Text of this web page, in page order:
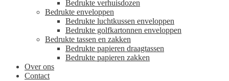
Bedrukte verhuisdozen
Bedrukte enveloppen
Bedrukte luchtkussen enveloppen
Bedrukte golfkartonnen enveloppen
Bedrukte tassen en zakken
Bedrukte papieren draagtassen
Bedrukte papieren zakken
Over ons
Contact